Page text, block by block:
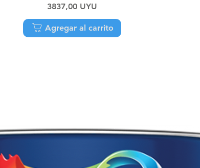
Precio
3837,00 UYU
Agregar al carrito